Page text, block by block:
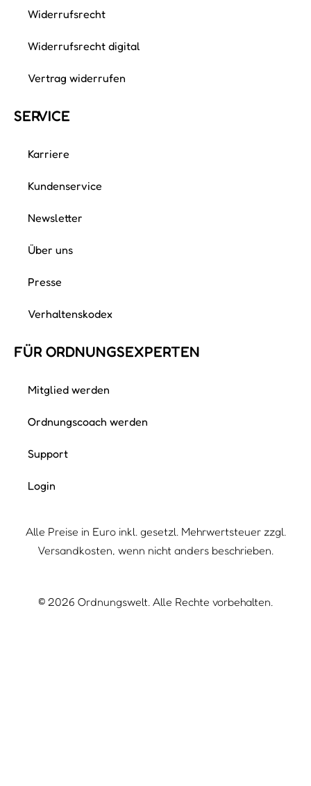
Widerrufsrecht
Widerrufsrecht digital
Vertrag widerrufen
SERVICE
Karriere
Kundenservice
Newsletter
Über uns
Presse
Verhaltenskodex
FÜR ORDNUNGS­EXPERTEN
Mitglied werden
Ordnungscoach werden
Support
Login
Alle Preise in Euro inkl. gesetzl. Mehrwertsteuer zzgl.
Versandkosten, wenn nicht anders beschrieben.
© 2026 Ordnungswelt. Alle Rechte vorbehalten.